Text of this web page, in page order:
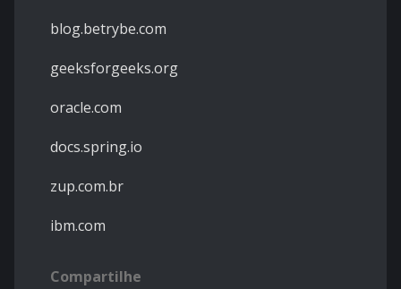
blog.betrybe.com
geeksforgeeks.org
oracle.com
docs.spring.io
zup.com.br
ibm.com
Compartilhe